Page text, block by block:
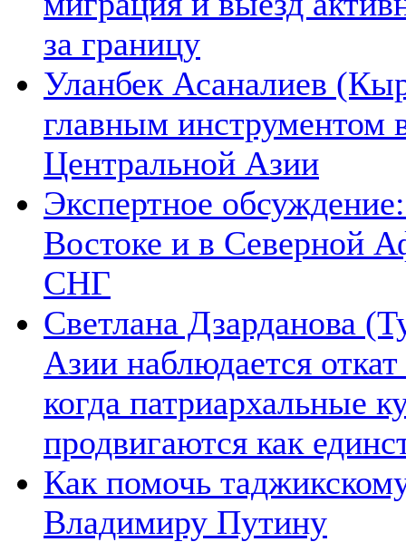
за границу
Уланбек Асаналиев
главным инструментом
Центральной Азии
Экспертное
Востоке и в Северной
СНГ
Светлана Дзарданова
Азии наблюдается
когда патриархальные
продвигаются как
Как помочь
Владимиру Путину